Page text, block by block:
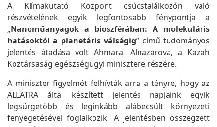
A Klímakutató Központ csúcstalálkozón való
részvételének egyik legfontosabb fénypontja a
„Nanoműanyagok a bioszférában: A molekuláris
hatásoktól a planetáris válságig” című tudományos
jelentés átadása volt Ahmaral Alnazarova, a Kazah
Köztársaság egészségügyi minisztere részére.
A miniszter figyelmét felhívták arra a tényre, hogy az
ALLATRA által készített jelentés napjaink egyik
legsürgetőbb és leginkább alábecsült környezeti
fenyegetésével foglalkozik. A jelentésben összegzett